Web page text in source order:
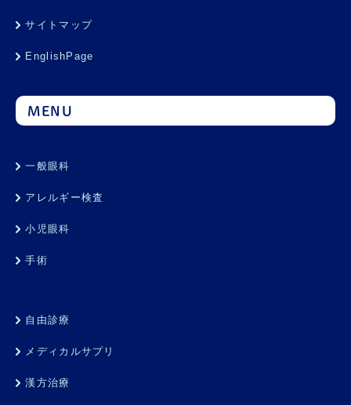
サイトマップ
EnglishPage
MENU
一般眼科
アレルギー検査
小児眼科
手術
自由診療
メディカルサプリ
漢方治療